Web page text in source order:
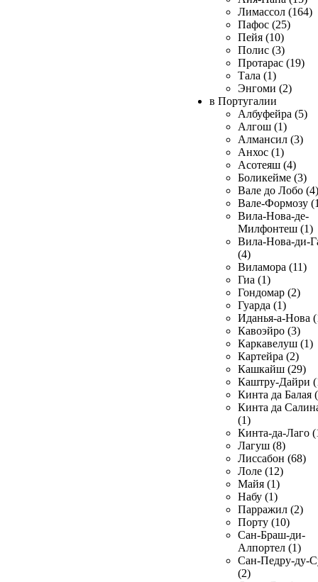
Лимассол (164)
Пафос (25)
Пейя (10)
Полис (3)
Протарас (19)
Тала (1)
Энгоми (2)
в Португалии
Албуфейра (5)
Алгош (1)
Алмансил (3)
Анхос (1)
Асотеяш (4)
Боликейме (3)
Вале до Лобо (4)
Вале-Формозу
Вила-Нова-де-
Милфонтеш (1)
Вила-Нова-ди-
(4)
Виламора (11)
Гиа (1)
Гондомар (2)
Гуарда (1)
Иданья-а-Нова
Кавоэйро (3)
Каркавелуш (1)
Картейра (2)
Кашкайш (29)
Каштру-Дайри
Кинта да Балая
Кинта да
(1)
Кинта-да-Лаго
Лагуш (8)
Лиссабон (68)
Лоле (12)
Майя (1)
Набу (1)
Парражил (2)
Порту (10)
Сан-Браш-ди-
Алпортел (1)
Сан-Педру-ду-
(2)